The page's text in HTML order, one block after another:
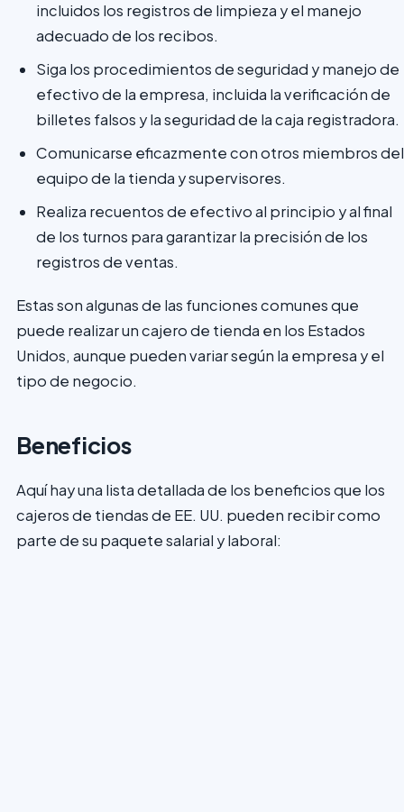
incluidos los registros de limpieza y el manejo
adecuado de los recibos.
Siga los procedimientos de seguridad y manejo de
efectivo de la empresa, incluida la verificación de
billetes falsos y la seguridad de la caja registradora.
Comunicarse eficazmente con otros miembros del
equipo de la tienda y supervisores.
Realiza recuentos de efectivo al principio y al final
de los turnos para garantizar la precisión de los
registros de ventas.
Estas son algunas de las funciones comunes que
puede realizar un cajero de tienda en los Estados
Unidos, aunque pueden variar según la empresa y el
tipo de negocio.
Beneficios
Aquí hay una lista detallada de los beneficios que los
cajeros de tiendas de EE. UU. pueden recibir como
parte de su paquete salarial y laboral: